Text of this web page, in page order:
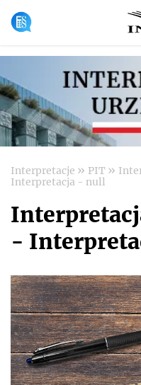
Interpretacje » PIT »
Interpretacja - null
-